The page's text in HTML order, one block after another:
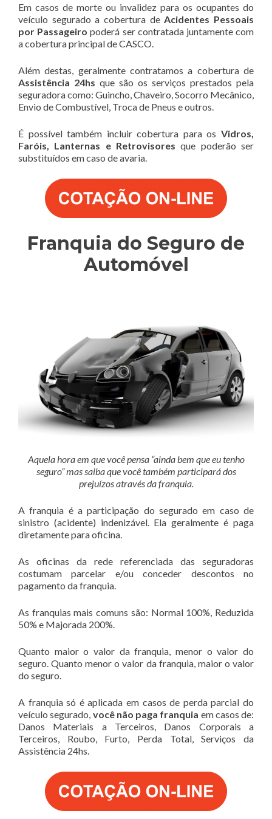
Em casos de morte ou invalidez para os ocupantes do
veículo segurado a cobertura de Acidentes Pessoais
por Passageiro poderá ser contratada juntamente com
a cobertura principal de CASCO.
Além destas, geralmente contratamos a cobertura de
Assistência 24hs que são os serviços prestados pela
seguradora como: Guincho, Chaveiro, Socorro Mecânico,
Envio de Combustível, Troca de Pneus e outros.
É possível também incluir cobertura para os Vidros,
Faróis, Lanternas e Retrovisores que poderão ser
substituídos em caso de avaria.
Franquia do Seguro de
Automóvel
Aquela hora em que você pensa “ainda bem que eu tenho
seguro” mas saiba que você também participará dos
prejuízos através da franquia.
A franquia é a participação do segurado em caso de
sinistro (acidente) indenizável. Ela geralmente é paga
diretamente para oficina.
As oficinas da rede referenciada das seguradoras
costumam parcelar e/ou conceder descontos no
pagamento da franquia.
As franquias mais comuns são: Normal 100%, Reduzida
50% e Majorada 200%.
Quanto maior o valor da franquia, menor o valor do
seguro. Quanto menor o valor da franquia, maior o valor
do seguro.
A franquia só é aplicada em casos de perda parcial do
veículo segurado, você não paga franquia em casos de:
Danos Materiais a Terceiros, Danos Corporais a
Terceiros, Roubo, Furto, Perda Total, Serviços da
Assistência 24hs.